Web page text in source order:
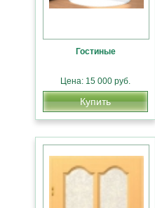
Гостиные
Цена: 15 000 руб.
Купить